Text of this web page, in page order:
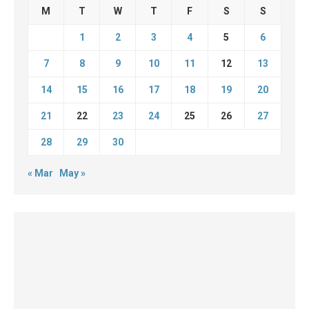
M T W T F S S
1 2 3 4 5 6
7 8 9 10 11 12 13
14 15 16 17 18 19 20
21 22 23 24 25 26 27
28 29 30
« Mar May »